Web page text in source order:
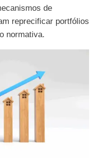
de
reprecificar portfólios
normativa.